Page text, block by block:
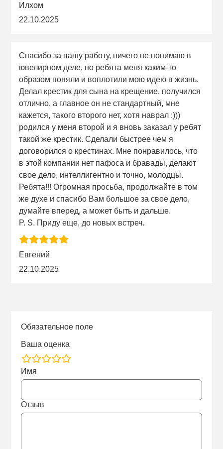
Илхом
22.10.2025
Спасибо за вашу работу, ничего не понимаю в
ювелирном деле, но ребята меня каким-то
образом поняли и воплотили мою идею в жизнь.
Делал крестик для сына на крещение, получился
отлично, а главное он не стандартный, мне
кажется, такого второго нет, хотя наврал :)))
родился у меня второй и я вновь заказал у ребят
такой же крестик. Сделали быстрее чем я
договорился о крестинах. Мне понравилось, что
в этой компании нет пафоса и бравады, делают
свое дело, интеллигентно и точно, молодцы.
Ребята!!! Огромная просьба, продолжайте в том
же духе и спасибо Вам большое за свое дело,
думайте вперед, а может быть и дальше.
P. S. Приду еще, до новых встреч.
Евгений
22.10.2025
Обязательное поле
Ваша оценка
rating
fields
Имя
Отзыв